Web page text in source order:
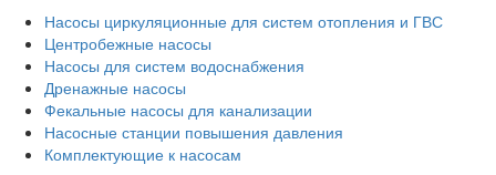
Насосы циркуляционные для систем отопления и ГВС
Центробежные насосы
Насосы для систем водоснабжения
Дренажные насосы
Фекальные насосы для канализации
Насосные станции повышения давления
Комплектующие к насосам